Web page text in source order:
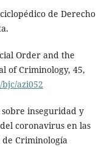
de Derecho
Order and the
of Criminology, 45,
azi052
inseguridad y
coronavirus en las
de Criminología